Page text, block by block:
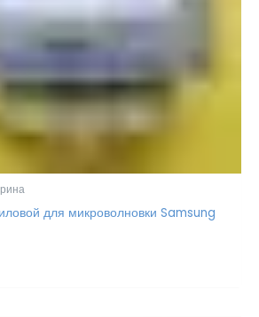
для микроволновки Samsung